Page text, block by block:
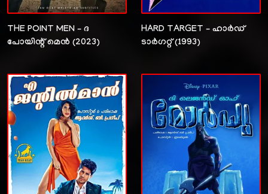
THE POINT MEN – ദ
പോയിന്റ് മെൻ (2023)
HARD TARGET – ഹാർഡ്
ടാർഗറ്റ് (1993)